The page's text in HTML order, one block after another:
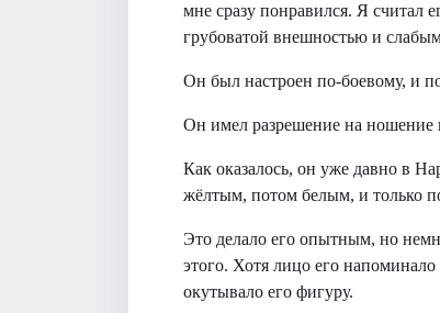
мне сразу понравился. Я считал
грубоватой внешностью и
Он был настроен по-боевому, и
Он имел разрешение на ношение
Как оказалось, он уже давно в
жёлтым, потом белым, и только
Это делало его опытным, но
этого. Хотя лицо его напоминало
окутывало его фигуру.